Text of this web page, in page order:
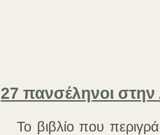
27 πανσέληνοι
Το βιβλίο που